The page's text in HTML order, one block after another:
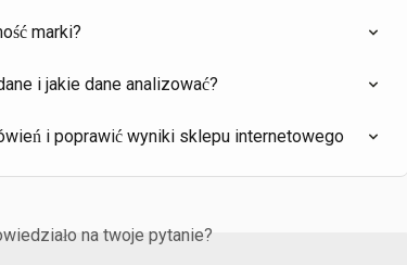
marki?
i jakie dane analizować?
i poprawić wyniki sklepu internetowego
na twoje pytanie?